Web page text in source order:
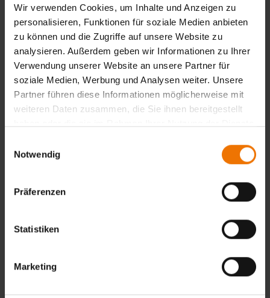
Wir verwenden Cookies, um Inhalte und Anzeigen zu
personalisieren, Funktionen für soziale Medien anbieten
zu können und die Zugriffe auf unsere Website zu
analysieren. Außerdem geben wir Informationen zu Ihrer
Verwendung unserer Website an unsere Partner für
soziale Medien, Werbung und Analysen weiter. Unsere
Partner führen diese Informationen möglicherweise mit
weiteren Daten zusammen, die Sie ihnen bereitgestellt
Notwendig
Präferenzen
Statistiken
Marketing
Anlagen der Leit,- Sicherungstechnik
Richtlinien der DB Netz AG
Betriebs,- und Bauanweisung
Sicherungsplan
Lehrgangsabschluss
Teilnahmebescheinigung
Übersicht
individuell
Auf Anfrage